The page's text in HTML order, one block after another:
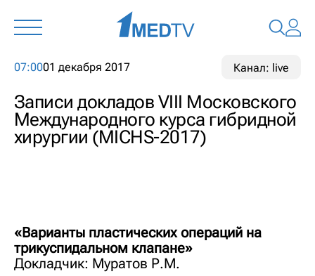
07:0001 декабря 2017 Канал: live
Записи докладов VIII Московского
Международного курса гибридной
хирургии (MICHS-2017)
«Варианты пластических операций на
трикуспидальном клапане»
Докладчик: Муратов Р.М.